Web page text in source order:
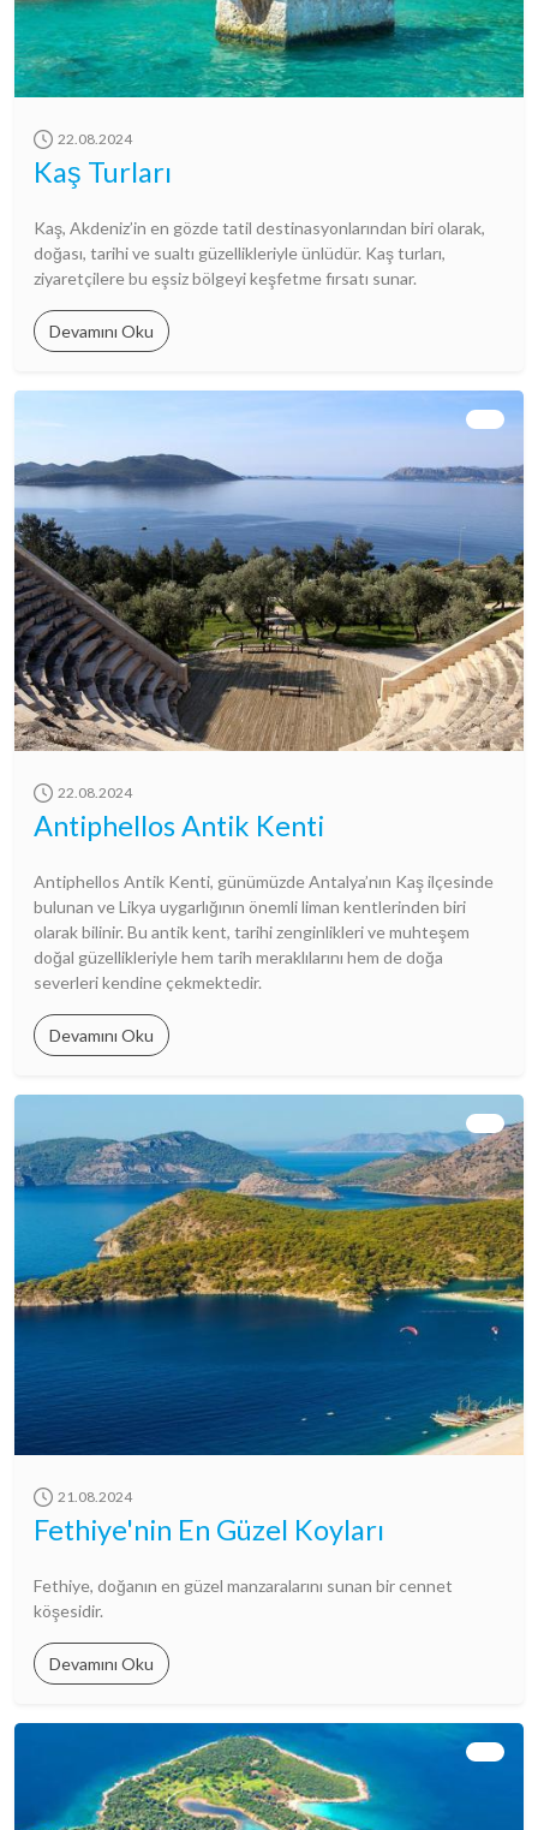
22.08.2024
Kaş Turları
Kaş, Akdeniz’in en gözde tatil destinasyonlarından biri olarak,
doğası, tarihi ve sualtı güzellikleriyle ünlüdür. Kaş turları,
ziyaretçilere bu eşsiz bölgeyi keşfetme fırsatı sunar.
Devamını Oku
22.08.2024
Antiphellos Antik Kenti
Antiphellos Antik Kenti, günümüzde Antalya’nın Kaş ilçesinde
bulunan ve Likya uygarlığının önemli liman kentlerinden biri
olarak bilinir. Bu antik kent, tarihi zenginlikleri ve muhteşem
doğal güzellikleriyle hem tarih meraklılarını hem de doğa
severleri kendine çekmektedir.
Devamını Oku
21.08.2024
Fethiye'nin En Güzel Koyları
Fethiye, doğanın en güzel manzaralarını sunan bir cennet
köşesidir.
Devamını Oku